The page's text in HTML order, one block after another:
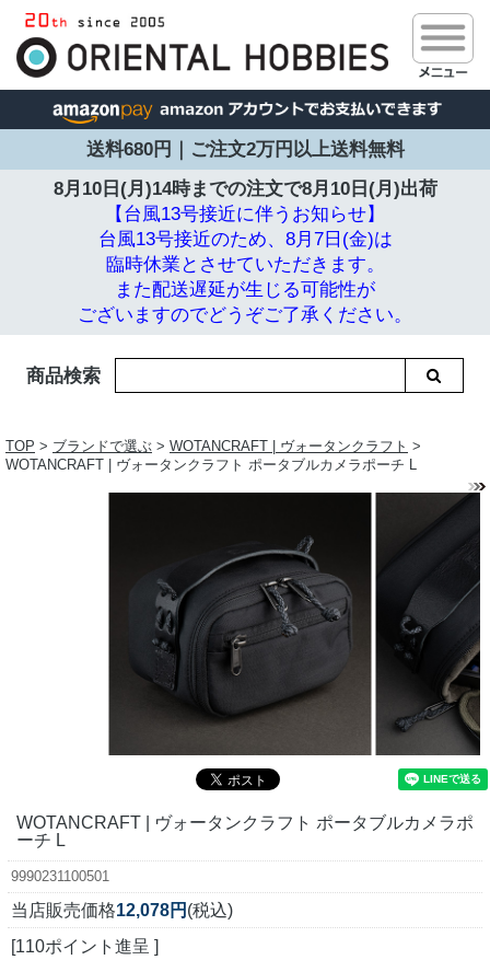
送料680円｜ご注文2万円以上送料無料
8月10日(月)14時までの注文で8月10日(月)出荷
【台風13号接近に伴うお知らせ】
台風13号接近のため、8月7日(金)は
臨時休業とさせていただきます。
また配送遅延が生じる可能性が
ございますのでどうぞご了承ください。
商品検索
TOP > ブランドで選ぶ > WOTANCRAFT | ヴォータンクラフト >
WOTANCRAFT | ヴォータンクラフト ポータブルカメラポーチ L
WOTANCRAFT | ヴォータンクラフト ポータブルカメラポ
ーチ L
9990231100501
当店販売価格12,078円 (税込)
[110ポイント進呈 ]